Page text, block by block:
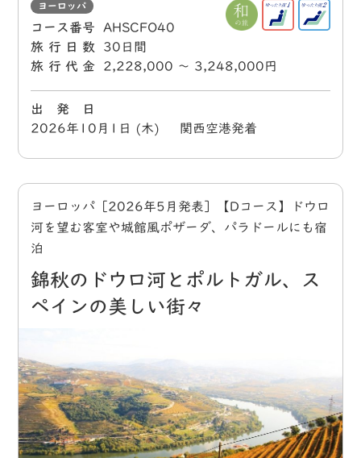
ヨーロッパ
コース番号
AHSCFO40
旅行日数
30日間
旅行代金
2,228,000 〜 3,248,000円
出 発 日
2026年10月1日 (木) 関西空港発着
ヨーロッパ［2026年5月発表］【Dコース】ドウロ
河を望む客室や城館風ポザーダ、パラドールにも宿
泊
錦秋のドウロ河とポルトガル、ス
ペインの美しい街々